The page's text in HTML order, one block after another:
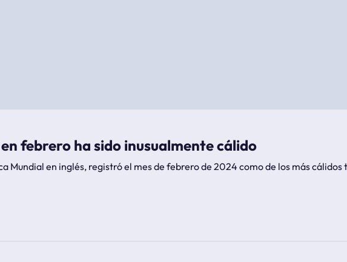
febrero ha sido inusualmente cálido
Mundial en inglés, registró el mes de febrero de 2024 como de los más